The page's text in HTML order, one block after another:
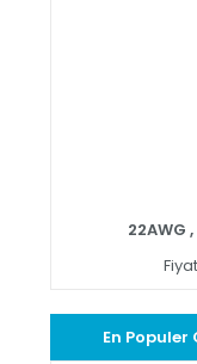
22AWG
En